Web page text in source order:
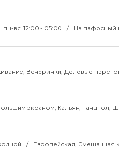
пн-вс: 12:00 - 05:00
Не пафосный
Вечеринки, Деловые
экраном, Кальян, Танцпол,
Европейская, Смешанная